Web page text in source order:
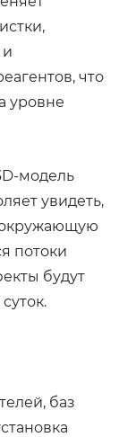
что
уровне
модель
увидеть,
окружающую
потоки
будут
баз